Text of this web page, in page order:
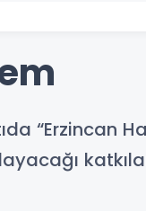
“Erzincan